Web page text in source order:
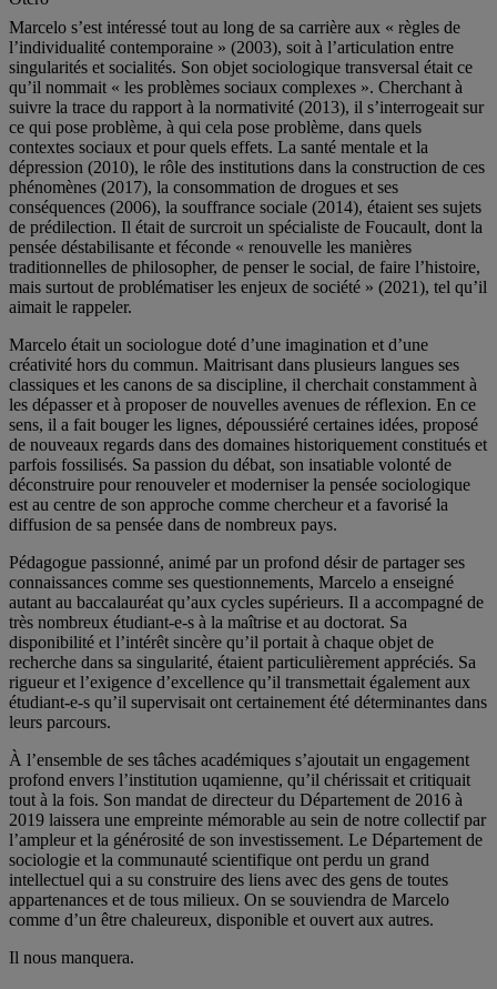
Marcelo s’est intéressé tout au long de sa carrière aux « règles de
l’individualité contemporaine » (2003), soit à l’articulation entre
singularités et socialités. Son objet sociologique transversal était ce
qu’il nommait « les problèmes sociaux complexes ». Cherchant à
suivre la trace du rapport à la normativité (2013), il s’interrogeait sur
ce qui pose problème, à qui cela pose problème, dans quels
contextes sociaux et pour quels effets. La santé mentale et la
dépression (2010), le rôle des institutions dans la construction de ces
phénomènes (2017), la consommation de drogues et ses
conséquences (2006), la souffrance sociale (2014), étaient ses sujets
de prédilection. Il était de surcroit un spécialiste de Foucault, dont la
pensée déstabilisante et féconde « renouvelle les manières
traditionnelles de philosopher, de penser le social, de faire l’histoire,
mais surtout de problématiser les enjeux de société » (2021), tel qu’il
aimait le rappeler.
Marcelo était un sociologue doté d’une imagination et d’une
créativité hors du commun. Maitrisant dans plusieurs langues ses
classiques et les canons de sa discipline, il cherchait constamment à
les dépasser et à proposer de nouvelles avenues de réflexion. En ce
sens, il a fait bouger les lignes, dépoussiéré certaines idées, proposé
de nouveaux regards dans des domaines historiquement constitués et
parfois fossilisés. Sa passion du débat, son insatiable volonté de
déconstruire pour renouveler et moderniser la pensée sociologique
est au centre de son approche comme chercheur et a favorisé la
diffusion de sa pensée dans de nombreux pays.
Pédagogue passionné, animé par un profond désir de partager ses
connaissances comme ses questionnements, Marcelo a enseigné
autant au baccalauréat qu’aux cycles supérieurs. Il a accompagné de
très nombreux étudiant-e-s à la maîtrise et au doctorat. Sa
disponibilité et l’intérêt sincère qu’il portait à chaque objet de
recherche dans sa singularité, étaient particulièrement appréciés. Sa
rigueur et l’exigence d’excellence qu’il transmettait également aux
étudiant-e-s qu’il supervisait ont certainement été déterminantes dans
leurs parcours.
À l’ensemble de ses tâches académiques s’ajoutait un engagement
profond envers l’institution uqamienne, qu’il chérissait et critiquait
tout à la fois. Son mandat de directeur du Département de 2016 à
2019 laissera une empreinte mémorable au sein de notre collectif par
l’ampleur et la générosité de son investissement. Le Département de
sociologie et la communauté scientifique ont perdu un grand
intellectuel qui a su construire des liens avec des gens de toutes
appartenances et de tous milieux. On se souviendra de Marcelo
comme d’un être chaleureux, disponible et ouvert aux autres.
Il nous manquera.